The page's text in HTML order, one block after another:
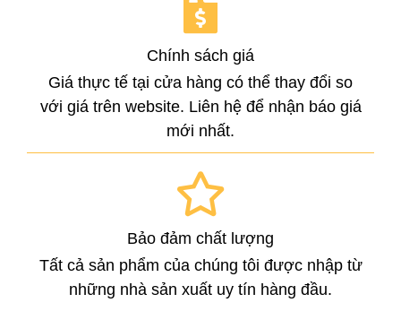
Chính sách giá
Giá thực tế tại cửa hàng có thể thay đổi so
với giá trên website. Liên hệ để nhận báo giá
mới nhất.
Bảo đảm chất lượng
Tất cả sản phẩm của chúng tôi được nhập từ
những nhà sản xuất uy tín hàng đầu.